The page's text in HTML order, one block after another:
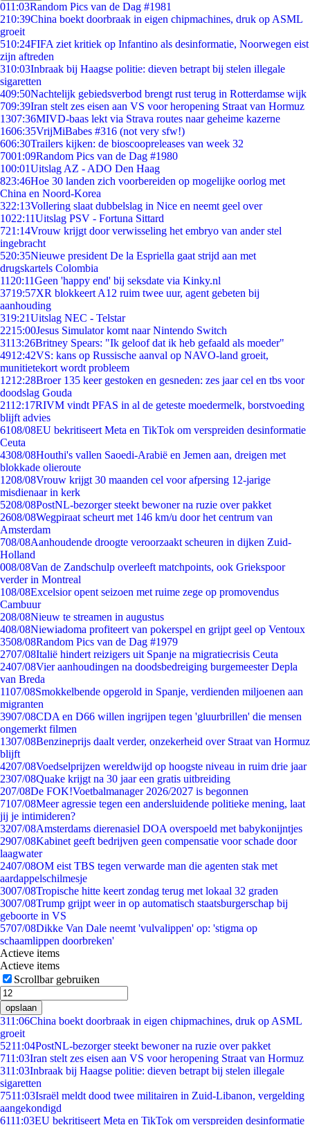
011:03Random Pics van de Dag #1981
210:39China boekt doorbraak in eigen chipmachines, druk op ASML
groeit
510:24FIFA ziet kritiek op Infantino als desinformatie, Noorwegen eist
zijn aftreden
310:03Inbraak bij Haagse politie: dieven betrapt bij stelen illegale
sigaretten
409:50Nachtelijk gebiedsverbod brengt rust terug in Rotterdamse wijk
709:39Iran stelt zes eisen aan VS voor heropening Straat van Hormuz
1307:36MIVD-baas lekt via Strava routes naar geheime kazerne
1606:35VrijMiBabes #316 (not very sfw!)
606:30Trailers kijken: de bioscoopreleases van week 32
7001:09Random Pics van de Dag #1980
100:01Uitslag AZ - ADO Den Haag
823:46Hoe 30 landen zich voorbereiden op mogelijke oorlog met
China en Noord-Korea
322:13Vollering slaat dubbelslag in Nice en neemt geel over
1022:11Uitslag PSV - Fortuna Sittard
721:14Vrouw krijgt door verwisseling het embryo van ander stel
ingebracht
520:35Nieuwe president De la Espriella gaat strijd aan met
drugskartels Colombia
11 20:11Geen 'happy end' bij seksdate via Kinky.nl
3719:57XR blokkeert A12 ruim twee uur, agent gebeten bij
aanhouding
319:21Uitslag NEC - Telstar
2215:00Jesus Simulator komt naar Nintendo Switch
3113:26Britney Spears: "Ik geloof dat ik heb gefaald als moeder"
4912:42VS: kans op Russische aanval op NAVO-land groeit,
munitietekort wordt probleem
1212:28Broer 135 keer gestoken en gesneden: zes jaar cel en tbs voor
doodslag Gouda
2112:17RIVM vindt PFAS in al de geteste moedermelk, borstvoeding
blijft advies
6108/08EU bekritiseert Meta en TikTok om verspreiden desinformatie
Ceuta
4308/08Houthi's vallen Saoedi-Arabië en Jemen aan, dreigen met
blokkade olieroute
1208/08Vrouw krijgt 30 maanden cel voor afpersing 12-jarige
misdienaar in kerk
5208/08PostNL-bezorger steekt bewoner na ruzie over pakket
2608/08Wegpiraat scheurt met 146 km/u door het centrum van
Amsterdam
708/08Aanhoudende droogte veroorzaakt scheuren in dijken Zuid-
Holland
008/08Van de Zandschulp overleeft matchpoints, ook Griekspoor
verder in Montreal
108/08Excelsior opent seizoen met ruime zege op promovendus
Cambuur
208/08Nieuw te streamen in augustus
408/08Niewiadoma profiteert van pokerspel en grijpt geel op Ventoux
3508/08Random Pics van de Dag #1979
2707/08Italië hindert reizigers uit Spanje na migratiecrisis Ceuta
2407/08Vier aanhoudingen na doodsbedreiging burgemeester Depla
van Breda
1107/08Smokkelbende opgerold in Spanje, verdienden miljoenen aan
migranten
3907/08CDA en D66 willen ingrijpen tegen 'gluurbrillen' die mensen
ongemerkt filmen
1307/08Benzineprijs daalt verder, onzekerheid over Straat van Hormuz
blijft
4207/08Voedselprijzen wereldwijd op hoogste niveau in ruim drie jaar
2307/08Quake krijgt na 30 jaar een gratis uitbreiding
207/08De FOK!Voetbalmanager 2026/2027 is begonnen
7107/08Meer agressie tegen een andersluidende politieke mening, laat
jij je intimideren?
3207/08Amsterdams dierenasiel DOA overspoeld met babykonijntjes
2907/08Kabinet geeft bedrijven geen compensatie voor schade door
laagwater
2407/08OM eist TBS tegen verwarde man die agenten stak met
aardappelschilmesje
3007/08Tropische hitte keert zondag terug met lokaal 32 graden
3007/08Trump grijpt weer in op automatisch staatsburgerschap bij
geboorte in VS
5707/08Dikke Van Dale neemt 'vulvalippen' op: 'stigma op
schaamlippen doorbreken'
Actieve items
Actieve items
Scrollbar gebruiken
opslaan
311:06China boekt doorbraak in eigen chipmachines, druk op ASML
groeit
5211:04PostNL-bezorger steekt bewoner na ruzie over pakket
711:03Iran stelt zes eisen aan VS voor heropening Straat van Hormuz
311:03Inbraak bij Haagse politie: dieven betrapt bij stelen illegale
sigaretten
7511:03Israël meldt dood twee militairen in Zuid-Libanon, vergelding
aangekondigd
6111:03EU bekritiseert Meta en TikTok om verspreiden desinformatie